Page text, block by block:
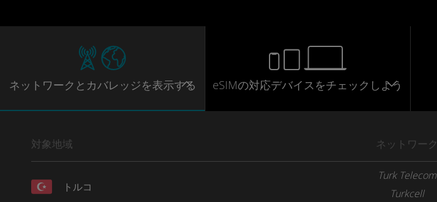
ネットワークとカバレッジを表示する eSIMの対応デバイスをチェックしよう
対象地域 ネットワーク
トルコ
Turk Telecom
Turkcell